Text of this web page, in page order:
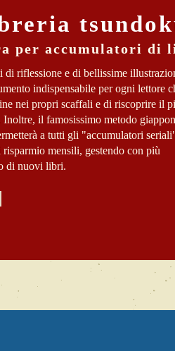
per accumulatori di
riflessione e di bellissime
indispensabile per ogni lettore
nei propri scaffali e di riscoprire il
il famosissimo metodo
a tutti gli "accumulatori
mensili, gestendo con più
di nuovi libri.